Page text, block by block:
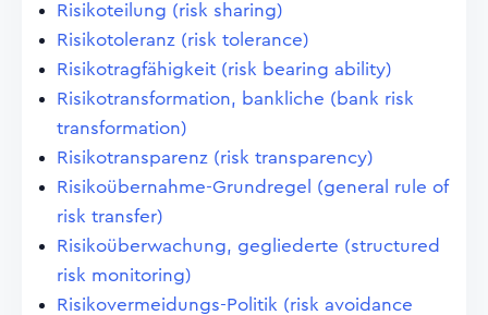
Risikoteilung (risk sharing)
Risikotoleranz (risk tolerance)
Risikotragfähigkeit (risk bearing ability)
Risikotransformation, bankliche (bank risk
transformation)
Risikotransparenz (risk transparency)
Risikoübernahme-Grundregel (general rule of
risk transfer)
Risikoüberwachung, gegliederte (structured
risk monitoring)
Risikovermeidungs-Politik (risk avoidance